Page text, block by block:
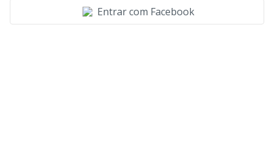
Entrar com Facebook